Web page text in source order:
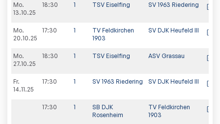
Mo.
13.10.25
18:30 1 TSV Eiselfing SV 1963 Riedering
Mo.
20.10.25
17:30 1
TV Feldkirchen
1903
SV DJK Heufeld III
Mo.
27.10.25
18:30 1 TSV Eiselfing ASV Grassau
Fr.
14.11.25
17:30 1 SV 1963 Riedering SV DJK Heufeld III
17:30 1
SB DJK
Rosenheim
TV Feldkirchen
1903